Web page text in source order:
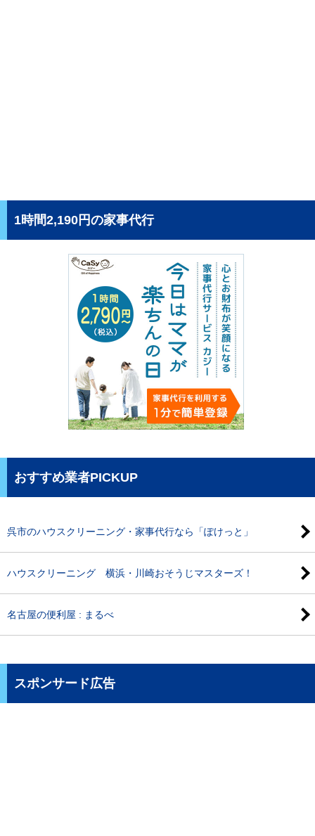
1時間2,190円の家事代行
おすすめ業者PICKUP
呉市のハウスクリーニング・家事代行なら「ぽけっと」
ハウスクリーニング 横浜・川崎おそうじマスターズ！
名古屋の便利屋 : まるべ
スポンサード広告